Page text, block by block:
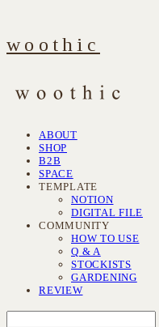
woothic
ABOUT
SHOP
B2B
SPACE
TEMPLATE
NOTION
DIGITAL FILE
COMMUNITY
HOW TO USE
Q & A
STOCKISTS
GARDENING
REVIEW